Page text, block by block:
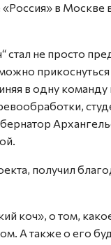
в Москве
стал не просто
в одну команду
получил
коч», о том,
А также о его